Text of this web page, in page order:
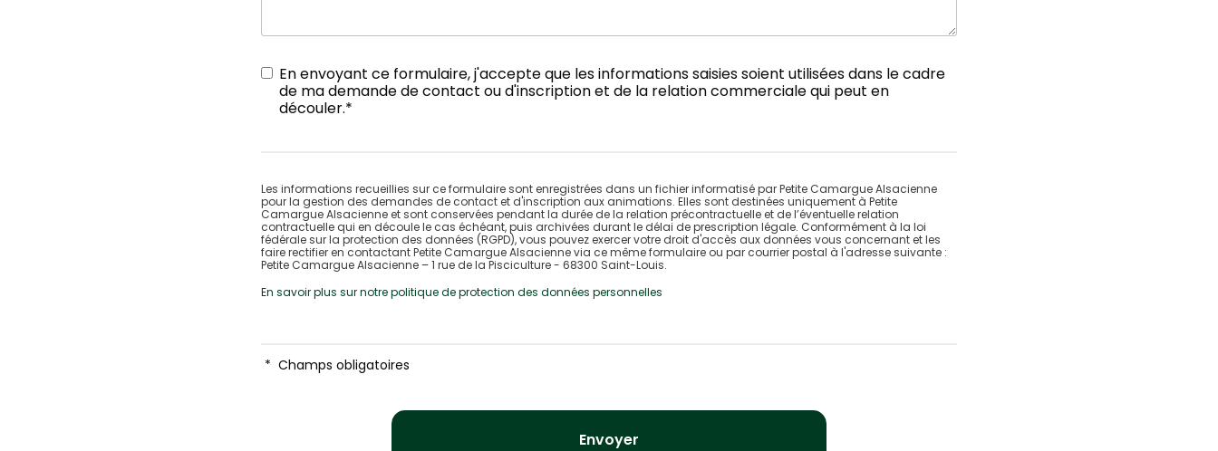
En envoyant ce formulaire, j'accepte que les informations saisies soient utilisées dans le cadre
de ma demande de contact ou d'inscription et de la relation commerciale qui peut en
découler.*
Les informations recueillies sur ce formulaire sont enregistrées dans un fichier informatisé par Petite Camargue Alsacienne
pour la gestion des demandes de contact et d'inscription aux animations. Elles sont destinées uniquement à Petite
Camargue Alsacienne et sont conservées pendant la durée de la relation précontractuelle et de l’éventuelle relation
contractuelle qui en découle le cas échéant, puis archivées durant le délai de prescription légale. Conformément à la loi
fédérale sur la protection des données (RGPD), vous pouvez exercer votre droit d'accès aux données vous concernant et les
faire rectifier en contactant Petite Camargue Alsacienne via ce même formulaire ou par courrier postal à l'adresse suivante :
Petite Camargue Alsacienne – 1 rue de la Pisciculture - 68300 Saint-Louis.
En savoir plus sur notre politique de protection des données personnelles
* Champs obligatoires
Envoyer